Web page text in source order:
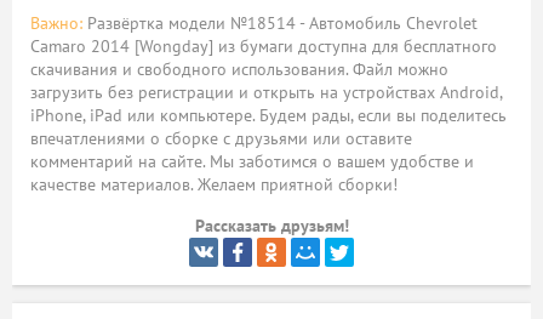
Важно: Развёртка модели №18514 - Автомобиль Chevrolet
Camaro 2014 [Wongday] из бумаги доступна для бесплатного
скачивания и свободного использования. Файл можно
загрузить без регистрации и открыть на устройствах Android,
iPhone, iPad или компьютере. Будем рады, если вы поделитесь
впечатлениями о сборке с друзьями или оставите
комментарий на сайте. Мы заботимся о вашем удобстве и
качестве материалов. Желаем приятной сборки!
Рассказать друзьям!